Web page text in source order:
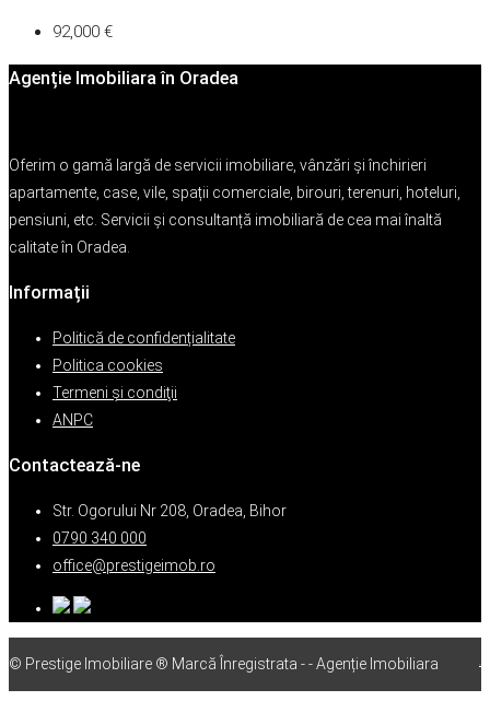
92,000 €
Agenție Imobiliara în Oradea
Oferim o gamă largă de servicii imobiliare, vânzări și închirieri
apartamente, case, vile, spații comerciale, birouri, terenuri, hoteluri,
pensiuni, etc. Servicii și consultanță imobiliară de cea mai înaltă
calitate în Oradea.
Informații
Politică de confidențialitate
Politica cookies
Termeni şi condiţii
ANPC
Contactează-ne
Str. Ogorului Nr 208, Oradea, Bihor
0790 340 000
office@prestigeimob.ro
© Prestige Imobiliare ® Marcă Înregistrata - - Agenție Imobiliara